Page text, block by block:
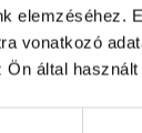
elemzéséhez.
vonatkozó
által
napon belül
6032
ízű
3-5.